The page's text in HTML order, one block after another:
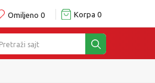
Omiljeno 0 Korpa 0
Pretraži sajt